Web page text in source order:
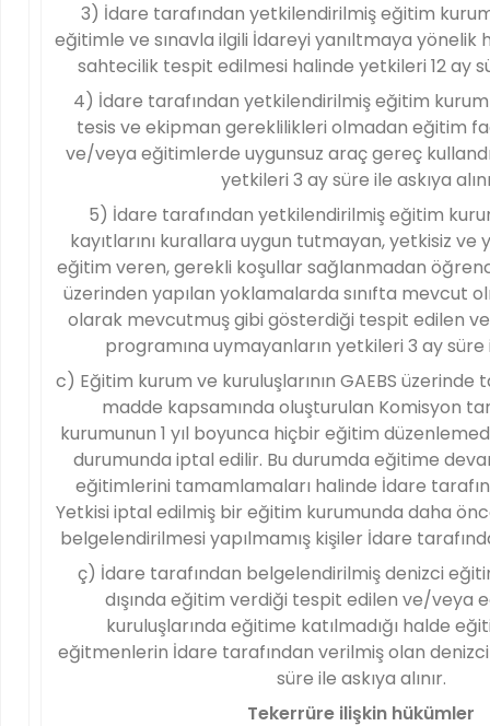
3) İdare tarafından yetkilendirilmiş eğitim kurum
eğitimle ve sınavla ilgili İdareyi yanıltmaya yönelik
sahtecilik tespit edilmesi halinde yetkileri 12 ay
4) İdare tarafından yetkilendirilmiş eğitim
tesis ve ekipman gereklilikleri olmadan eğitim
ve/veya eğitimlerde uygunsuz araç gereç
yetkileri 3 ay süre ile askıya
5) İdare tarafından yetkilendirilmiş eğitim
kayıtlarını kurallara uygun tutmayan, yetkisiz ve
eğitim veren, gerekli koşullar sağlanmadan
üzerinden yapılan yoklamalarda sınıfta mevcut
olarak mevcutmuş gibi gösterdiği tespit edilen
programına uymayanların yetkileri 3 ay süre
c) Eğitim kurum ve kuruluşlarının GAEBS üzerinde
madde kapsamında oluşturulan Komisyon
kurumunun 1 yıl boyunca hiçbir eğitim
durumunda iptal edilir. Bu durumda eğitime
eğitimlerini tamamlamaları halinde İdare
Yetkisi iptal edilmiş bir eğitim kurumunda daha
belgelendirilmesi yapılmamış kişiler İdare
ç) İdare tarafından belgelendirilmiş denizci
dışında eğitim verdiği tespit edilen ve/veya
kuruluşlarında eğitime katılmadığı halde
eğitmenlerin İdare tarafından verilmiş olan
süre ile askıya alınır.
Tekerrüre ilişkin hükümler